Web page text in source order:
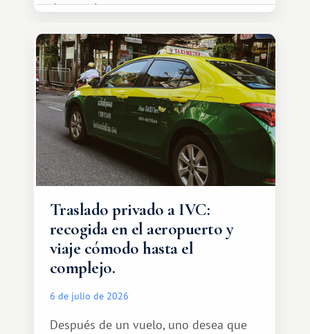
de esos lugares.
Traslado privado a IVC:
recogida en el aeropuerto y
viaje cómodo hasta el
complejo.
6 de julio de 2026
Después de un vuelo, uno desea que